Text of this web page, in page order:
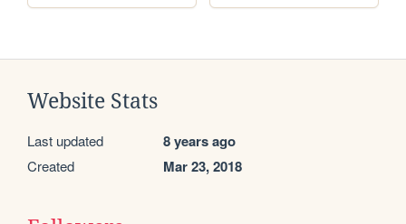
Website Stats
Last updated 8 years ago
Created Mar 23, 2018